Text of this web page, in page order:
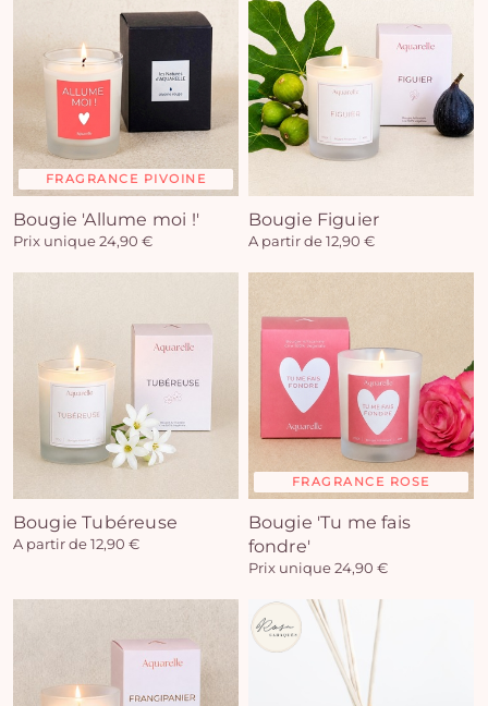
FRAGRANCE PIVOINE
Bougie 'Allume moi !'
Prix unique 24,90 €
Bougie Figuier
A partir de 12,90 €
Bougie Tubéreuse
A partir de 12,90 €
FRAGRANCE ROSE
Bougie 'Tu me fais
fondre'
Prix unique 24,90 €